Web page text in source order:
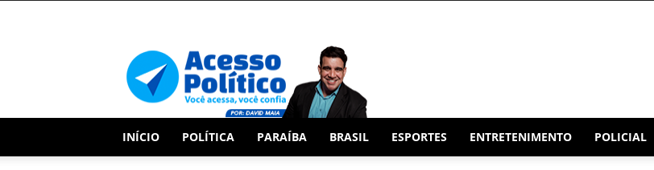
INÍCIO POLÍTICA PARAÍBA BRASIL ESPORTES ENTRETENIMENTO POLICIAL